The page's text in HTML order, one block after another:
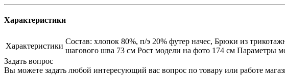
Характеристики
Характеристики
Состав: хлопок 80%, п/э 20% футер начес, Брюки из
шагового шва 73 см Рост модели на фото 174 см
Задать вопрос
Вы можете задать любой интересующий вас вопрос по товару или работе